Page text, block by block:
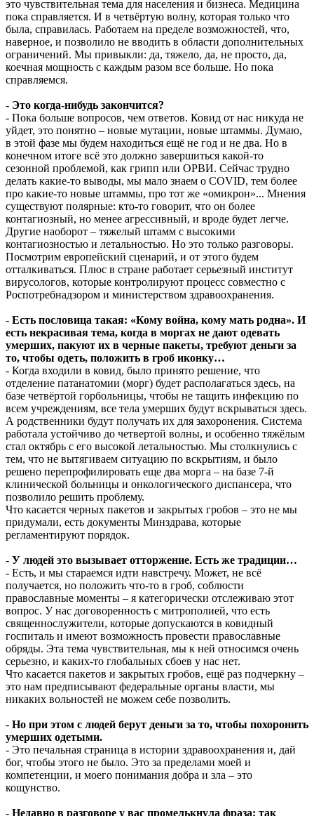
это чувствительная тема для населения и бизнеса. Медицина
пока справляется. И в четвёртую волну, которая только что
была, справилась. Работаем на пределе возможностей, что,
наверное, и позволило не вводить в области дополнительных
ограничений. Мы привыкли: да, тяжело, да, не просто, да,
коечная мощность с каждым разом все больше. Но пока
справляемся.
- Это когда-нибудь закончится?
- Пока больше вопросов, чем ответов. Ковид от нас никуда не
уйдет, это понятно – новые мутации, новые штаммы. Думаю,
в этой фазе мы будем находиться ещё не год и не два. Но в
конечном итоге всё это должно завершиться какой-то
сезонной проблемой, как грипп или ОРВИ. Сейчас трудно
делать какие-то выводы, мы мало знаем о COVID, тем более
про какие-то новые штаммы, про тот же «омикрон»... Мнения
существуют полярные: кто-то говорит, что он более
контагиозный, но менее агрессивный, и вроде будет легче.
Другие наоборот – тяжелый штамм с высокими
контагиозностью и летальностью. Но это только разговоры.
Посмотрим европейский сценарий, и от этого будем
отталкиваться. Плюс в стране работает серьезный институт
вирусологов, которые контролируют процесс совместно с
Роспотребнадзором и министерством здравоохранения.
- Есть пословица такая: «Кому война, кому мать родна». И
есть некрасивая тема, когда в моргах не дают одевать
умерших, пакуют их в черные пакеты, требуют деньги за
то, чтобы одеть, положить в гроб иконку…
- Когда входили в ковид, было принято решение, что
отделение патанатомии (морг) будет располагаться здесь, на
базе четвёртой горбольницы, чтобы не тащить инфекцию по
всем учреждениям, все тела умерших будут вскрываться здесь.
А родственники будут получать их для захоронения. Система
работала устойчиво до четвертой волны, и особенно тяжёлым
стал октябрь с его высокой летальностью. Мы столкнулись с
тем, что не вытягиваем ситуацию по вскрытиям, и было
решено перепрофилировать еще два морга – на базе 7-й
клинической больницы и онкологического диспансера, что
позволило решить проблему.
Что касается черных пакетов и закрытых гробов – это не мы
придумали, есть документы Минздрава, которые
регламентируют порядок.
- У людей это вызывает отторжение. Есть же традиции…
- Есть, и мы стараемся идти навстречу. Может, не всё
получается, но положить что-то в гроб, соблюсти
православные моменты – я категорически отслеживаю этот
вопрос. У нас договоренность с митрополией, что есть
священнослужители, которые допускаются в ковидный
госпиталь и имеют возможность провести православные
обряды. Эта тема чувствительная, мы к ней относимся очень
серьезно, и каких-то глобальных сбоев у нас нет.
Что касается пакетов и закрытых гробов, ещё раз подчеркну –
это нам предписывают федеральные органы власти, мы
никаких вольностей не можем себе позволить.
- Но при этом с людей берут деньги за то, чтобы похоронить
умерших одетыми.
- Это печальная страница в истории здравоохранения и, дай
бог, чтобы этого не было. Это за пределами моей и
компетенции, и моего понимания добра и зла – это
кощунство.
- Недавно в разговоре у вас промелькнула фраза: так